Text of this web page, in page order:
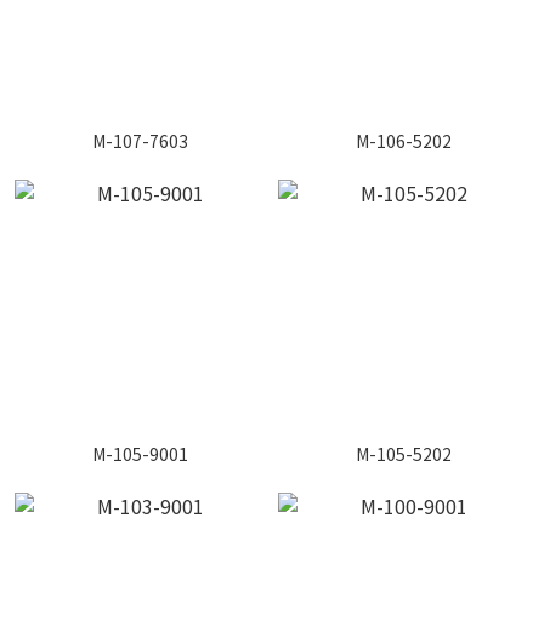
M-107-7603 M-106-5202
M-105-9001 M-105-5202